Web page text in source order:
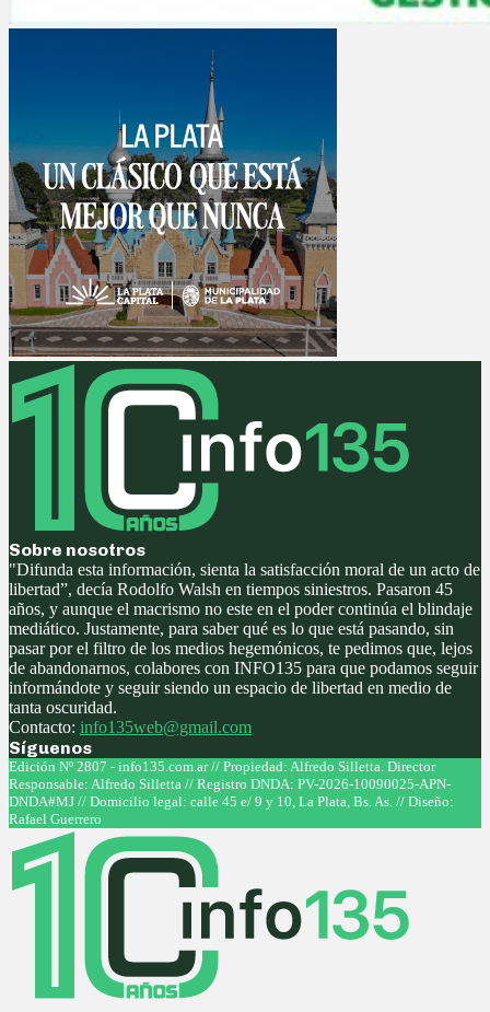
Sobre nosotros
"Difunda esta información, sienta la satisfacción moral de un acto de
libertad”, decía Rodolfo Walsh en tiempos siniestros. Pasaron 45
años, y aunque el macrismo no este en el poder continúa el blindaje
mediático. Justamente, para saber qué es lo que está pasando, sin
pasar por el filtro de los medios hegemónicos, te pedimos que, lejos
de abandonarnos, colabores con INFO135 para que podamos seguir
informándote y seguir siendo un espacio de libertad en medio de
tanta oscuridad.
Contacto: info135web@gmail.com
Síguenos
Facebook
Twitter
Instagram
Youtube
Edición Nº 2807 - info135.com.ar // Propiedad: Alfredo Silletta. Director
Responsable: Alfredo Silletta // Registro DNDA: PV-2026-10090025-APN-
DNDA#MJ // Domicilio legal: calle 45 e/ 9 y 10, La Plata, Bs. As. // Diseño:
Rafael Guerrero